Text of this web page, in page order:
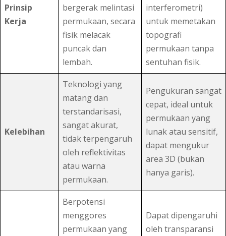
Prinsip
Kerja
bergerak melintasi
permukaan, secara
fisik melacak
puncak dan
lembah.
interferometri)
untuk memetakan
topografi
permukaan tanpa
sentuhan fisik.
Kelebihan
Teknologi yang
matang dan
terstandarisasi,
sangat akurat,
tidak terpengaruh
oleh reflektivitas
atau warna
permukaan.
Pengukuran sangat
cepat, ideal untuk
permukaan yang
lunak atau sensitif,
dapat mengukur
area 3D (bukan
hanya garis).
Berpotensi
menggores
permukaan yang
Dapat dipengaruhi
oleh transparansi